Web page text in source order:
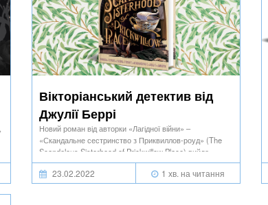
Вікторіанський детектив від
Джулії Беррі
Новий роман від авторки «Лагідної війни» –
«Скандальне сестринство з Приквиллов-роуд» (The
Scandalous Sisterhood of Prickwillow Place) вийде
українською наприкінці 2022 – на початку 2023 року.
Перекладає Марія Головко.
23.02.2022 1 хв. на читання